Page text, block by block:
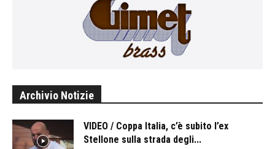
Archivio Notizie
VIDEO / Coppa Italia, c’è subito l’ex
Stellone sulla strada degli...